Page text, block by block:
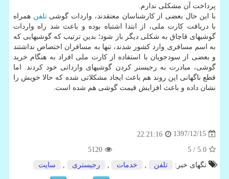
پرداخت آن مشكلی ندارم.
با این حال بعضی از كارشناسان معتقدند، واردات گوشیتلفن همراه
با دریافت كارت ملی، از ابتدا اشتباه بوده و باعث شد راه واردات
گوشیهای قاچاق به شكلی دیگر باز شود؛ بدین ترتیب كه گوشیهایی كه
به اسم مسافری وارد كشور شدند، تنها به مسافران اختصاص نداشتند
و بعضی از سودجویان با استفاده از كارت ملی افراد به هنگام خرید
گوشی، مبادرت به رجیستر كردن گوشیهای وارداتی خود كردند. اما
قطع ناگهانی این روند هم باعث ایجاد مشكلاتی شده كه حالا خویش را
نشان داده و باعث افزایش قیمت گوشی هم شده است.
1397/12/15
22:21:16
5.0
/ 5
5120
تگهای خبر:
تلفن خدمات رجیستری سایت